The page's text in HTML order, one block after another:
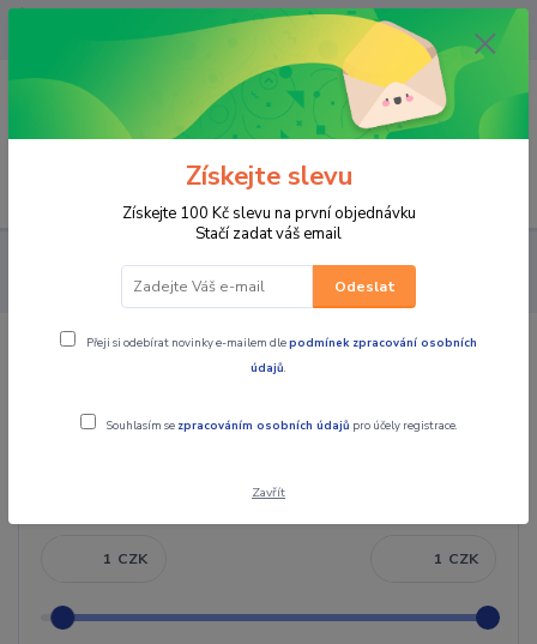
OPAVA 733537099/HLUČÍN
734541648/OLOMOUC 734593593
0,00 CZK
PRO STROJE MOTO PŘÍSLUŠENSTVÍ VÝFUKY
CZK CZK
Získejte slevu
Získejte 100 Kč slevu na první objednávku
Stačí zadat váš email
Odeslat
Přeji si odebírat novinky e-mailem dlepodmínek zpracování osobních
údajů.
Souhlasím se zpracováním osobních údajů pro účely registrace.
Zavřít